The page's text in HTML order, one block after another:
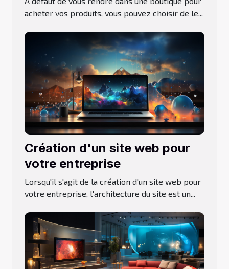
faire le bon choix ?
acheter vos produits, vous pouvez choisir de le...
Création d'un site web pour
votre entreprise
Lorsqu'il s'agit de la création d'un site web pour
votre entreprise, l'architecture du site est un...